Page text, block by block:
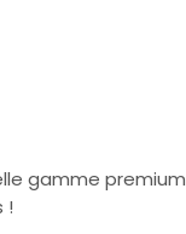
gamme premium
!